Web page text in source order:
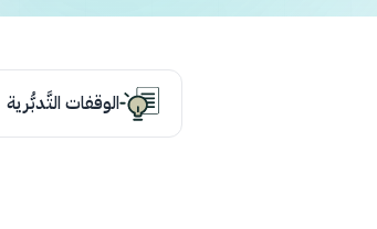
الوقفات التَّدبُّرية